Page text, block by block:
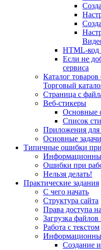
HTML-код
Если не
сервиса
Каталог
Торговый
Страница с
Веб-стикеры
Основные
Список
Приложения для
Основные
Типичные ошибки при
Ошибки при
Нельзя делать!
Практические задания
С чего начать
Структура сайта
Права доступа
Загрузка
Работа с текстом
Создание